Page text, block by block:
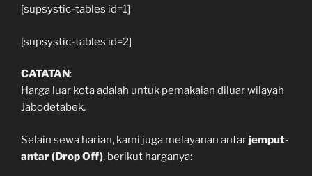
[supsystic-tables id=1]
[supsystic-tables id=2]
CATATAN:
Harga luar kota adalah untuk pemakaian diluar wilayah
Jabodetabek.
Selain sewa harian, kami juga melayanan antarjemput-
antar (Drop Off), berikut harganya: